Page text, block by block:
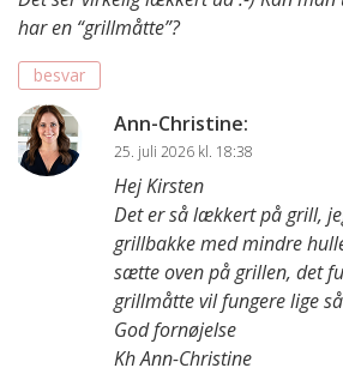
har en “grillmåtte”?
besvar
Ann-Christine:
25. juli 2026 kl. 18:38
Hej Kirsten
Det er så lækkert på grill,
grillbakke med mindre
sætte oven på grillen, det
grillmåtte vil fungere lige
God fornøjelse
Kh Ann-Christine